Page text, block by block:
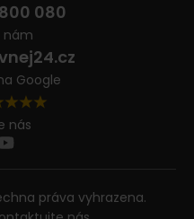
080
nám
Google
nás
práva vyhrazena.